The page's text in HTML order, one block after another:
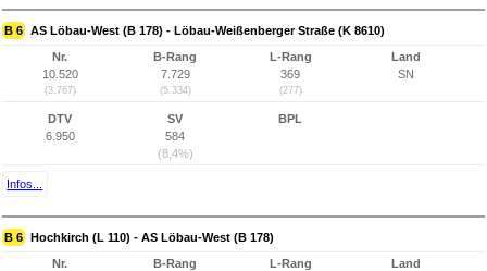
B 6 AS Löbau-West (B 178) - Löbau-Weißenberger Straße (K 8610)
Nr.
10.520
(3.767)
B-Rang
7.729
(5.334)
L-Rang
369
(277)
Land
SN
DTV
6.950
SV
584
(8,4%)
BPL
Infos...
B 6 Hochkirch (L 110) - AS Löbau-West (B 178)
Nr.
B-Rang
L-Rang
Land